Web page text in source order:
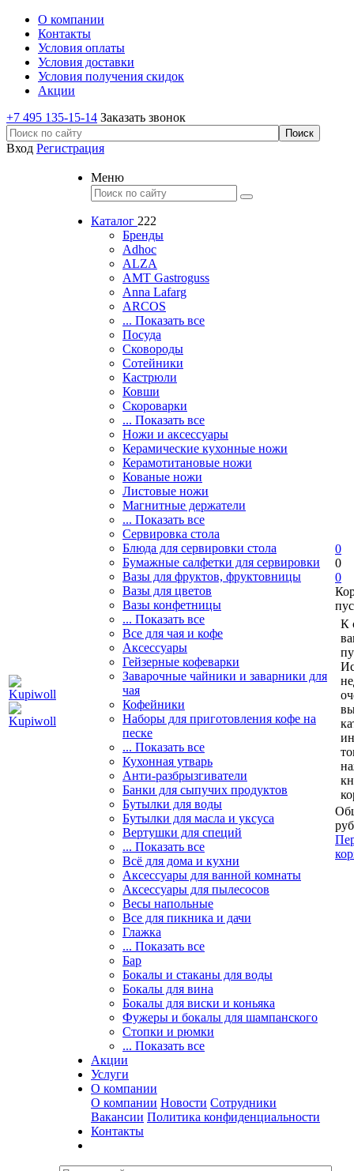
О компании
Контакты
Условия оплаты
Условия доставки
Условия получения скидок
Акции
+7 495 135-15-14 Заказать звонок
Вход Регистрация
Меню
Каталог 222
Бренды
Adhoc
ALZA
AMT Gastroguss
Anna Lafarg
ARCOS
... Показать все
Посуда
Сковороды
Сотейники
Кастрюли
Ковши
Скороварки
... Показать все
Ножи и аксессуары
Керамические кухонные ножи
Керамотитановые ножи
Кованые ножи
Листовые ножи
Магнитные держатели
... Показать все
Сервировка стола
Блюда для сервировки стола
Бумажные салфетки для сервировки
Вазы для фруктов, фруктовницы
Вазы для цветов
Вазы конфетницы
... Показать все
Все для чая и кофе
Аксессуары
Гейзерные кофеварки
Заварочные чайники и заварники для
чая
Кофейники
Наборы для приготовления кофе на
песке
... Показать все
Кухонная утварь
Анти-разбрызгиватели
Банки для сыпучих продуктов
Бутылки для воды
Бутылки для масла и уксуса
Вертушки для специй
... Показать все
Всё для дома и кухни
Аксессуары для ванной комнаты
Аксессуары для пылесосов
Весы напольные
Все для пикника и дачи
Глажка
... Показать все
Бар
Бокалы и стаканы для воды
Бокалы для вина
Бокалы для виски и коньяка
Фужеры и бокалы для шампанского
Стопки и рюмки
... Показать все
Акции
Услуги
О компании
О компании Новости Сотрудники
Вакансии Политика конфиденциальности
Контакты
0
0
0
К